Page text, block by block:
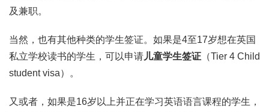
及兼职。
当然，也有其他种类的学生签证。如果是4至17岁想在英国
私立学校读书的学生，可以申请儿童学生签证 （Tier 4 Child
student visa）。
又或者，如果是16岁以上并正在学习英语语言课程的学生，